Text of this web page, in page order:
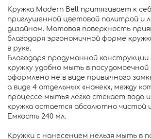
Кружка Modern Bell притягивает к
приглушенной цветовой палитрой и
дизайном. Матовая поверхность
благодаря эргономичной форме
в руке.
Благодаря продуманной
кружку удобно мыть в
оформлено не в виде привычного
а виде 4 отдельных «ножек», между
процессе мытья легко стекает вода
кружка остается абсолютно чистой и
Емкость 240 мл.
Кружки с нанесением нельзя мыть в